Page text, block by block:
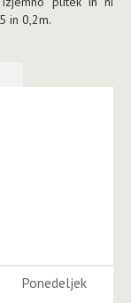
in 0,2m.
Ponedeljek